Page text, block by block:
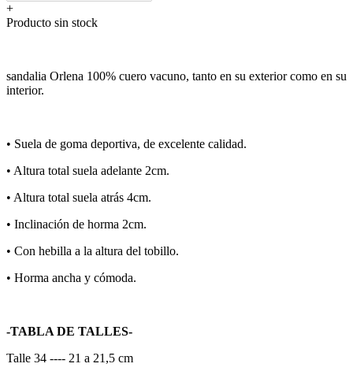
+
Producto sin stock
sandalia Orlena 100% cuero vacuno, tanto en su exterior como en su
interior.
•⁠ ⁠Suela de goma deportiva, de excelente calidad.
•⁠ ⁠Altura total suela adelante 2cm.
•⁠ ⁠Altura total suela atrás 4cm.
•⁠ ⁠Inclinación de horma 2cm.
•⁠ Con hebilla a la altura del tobillo.
•⁠ Horma ancha y cómoda.
-TABLA DE TALLES-
Talle 34 ---- 21 a 21,5 cm